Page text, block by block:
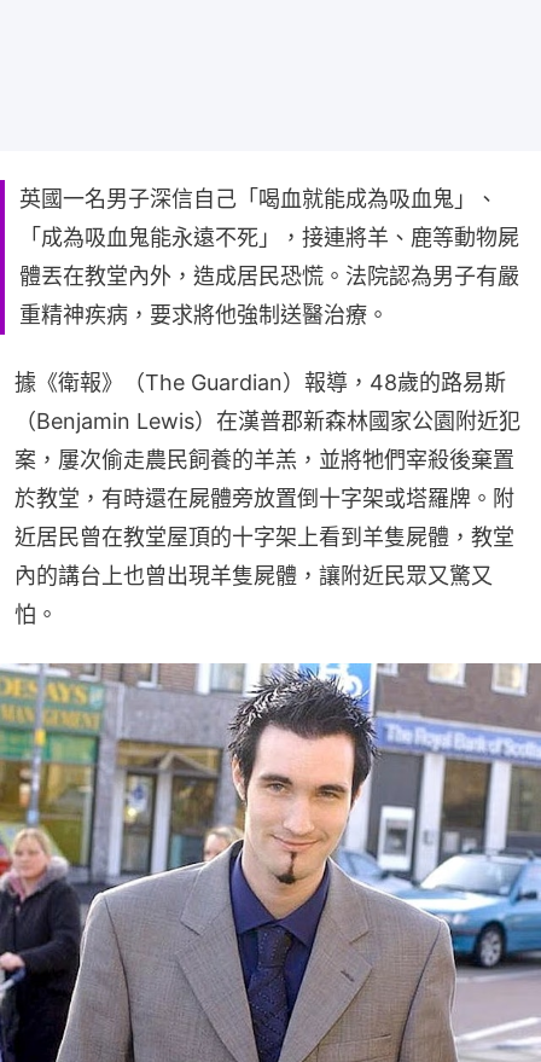
英國一名男子深信自己「喝血就能成為吸血鬼」、
「成為吸血鬼能永遠不死」，接連將羊、鹿等動物屍
體丟在教堂內外，造成居民恐慌。法院認為男子有嚴
重精神疾病，要求將他強制送醫治療。
據《衛報》（The Guardian）報導，48歲的路易斯
（Benjamin Lewis）在漢普郡新森林國家公園附近犯
案，屢次偷走農民飼養的羊羔，並將牠們宰殺後棄置
於教堂，有時還在屍體旁放置倒十字架或塔羅牌。附
近居民曾在教堂屋頂的十字架上看到羊隻屍體，教堂
內的講台上也曾出現羊隻屍體，讓附近民眾又驚又
怕。